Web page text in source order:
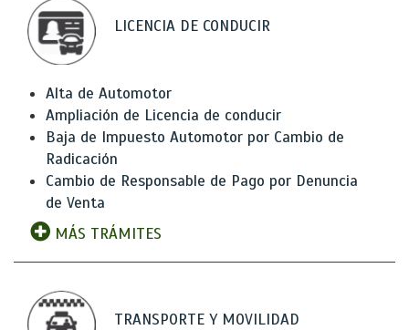
LICENCIA DE CONDUCIR
Alta de Automotor
Ampliación de Licencia de conducir
Baja de Impuesto Automotor por Cambio de
Radicación
Cambio de Responsable de Pago por Denuncia
de Venta
MÁS TRÁMITES
TRANSPORTE Y MOVILIDAD